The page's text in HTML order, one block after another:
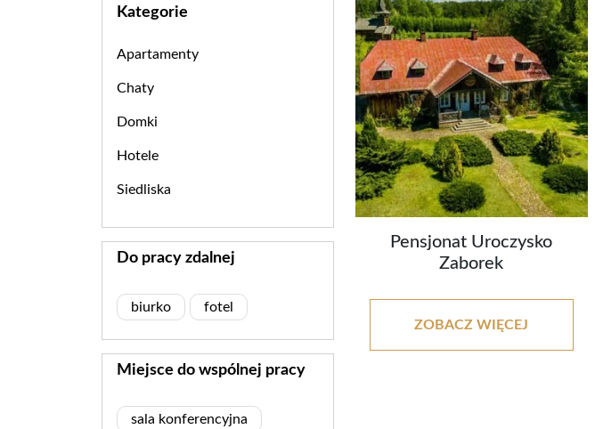
Pensjonat Uroczysko
Zaborek
ZOBACZ WIĘCEJ
Kategorie
Apartamenty
Chaty
Domki
Hotele
Siedliska
Do pracy zdalnej
biurko fotel
Miejsce do wspólnej pracy
sala konferencyjna